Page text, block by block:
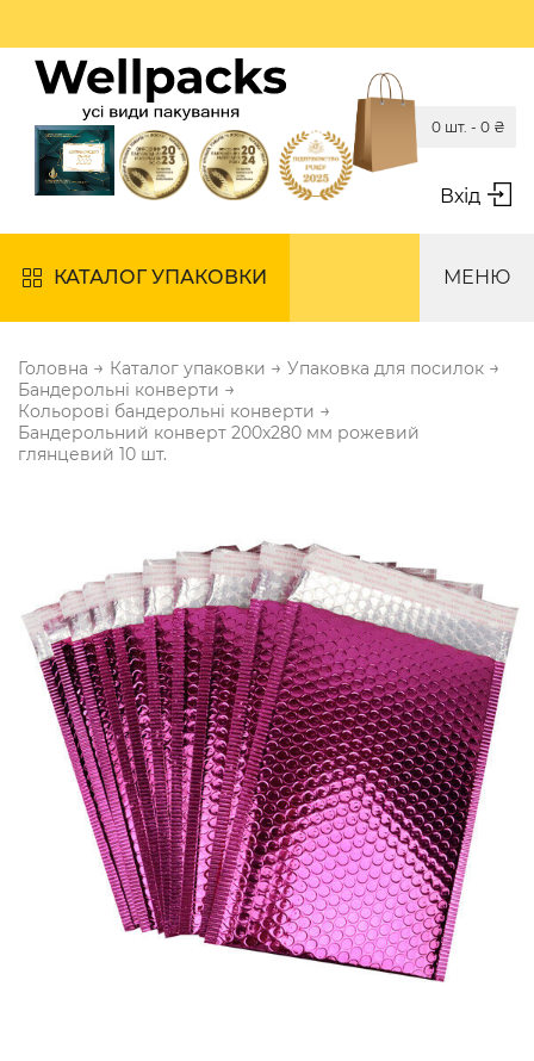
Вхід
0 шт. - 0 ₴
КАТАЛОГ УПАКОВКИ МЕНЮ
Головна → Каталог упаковки → Упаковка для посилок →
Бандерольні конверти →
Кольорові бандерольні конверти →
Бандерольний конверт 200х280 мм рожевий
глянцевий 10 шт.